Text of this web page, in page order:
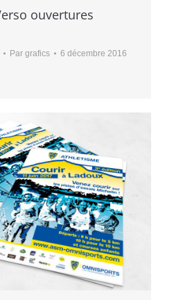
ouvertures
Pargrafics 6 décembre 2016